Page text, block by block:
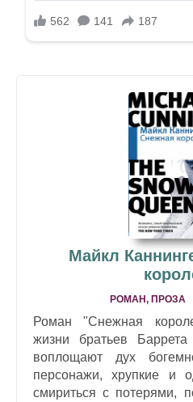
Майкл
РОМАН, ПРОЗА
Роман "Снежная
жизни братьев
воплощают дух
персонажи, хрупкие и
смириться с потерями,